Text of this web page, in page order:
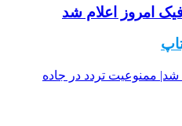
امروز اعلام شد